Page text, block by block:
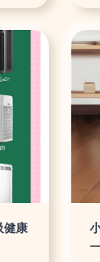
健康